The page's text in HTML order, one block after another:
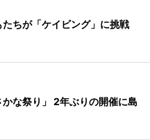
たちが「ケイビング」に挑戦
な祭り」 2年ぶりの開催に島